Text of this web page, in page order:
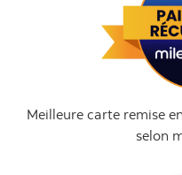
Meilleure carte remise
selon